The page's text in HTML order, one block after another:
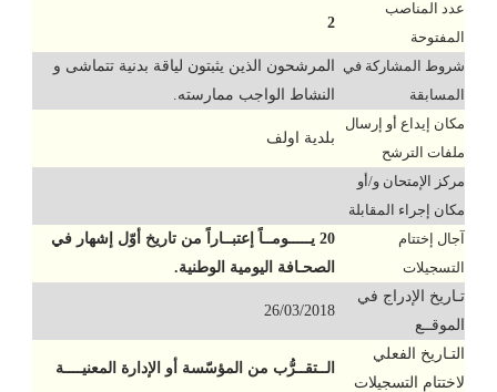
عدد المناصب
المفتوحة
2
شروط المشاركة في
المسابقة
المرشحون الذين يثبتون لياقة بدنية تتماشى و
النشاط الواجب ممارسته.
مكان إيداع أو إرسال
ملفات الترشح
بلدية اولف
مركز الإمتحان و/أو
مكان إجراء المقابلة
آجال إختتام
التسجيلات
20 يـــــومــاً إعتبــاراً من تاريخ أوّل إشهار في
الصحـافة اليومية الوطنية.
تـاريخ الإدراج في
الموقــع
26/03/2018
التـاريخ الفعلي
لاختتام التسجيلات
الــتقــرُّب من المؤسّسة أو الإدارة المعنيــــة